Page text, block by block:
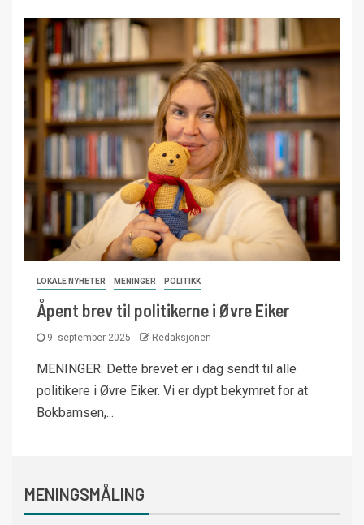
LOKALE NYHETER MENINGER POLITIKK
Åpent brev til politikerne i Øvre Eiker
9. september 2025 Redaksjonen
MENINGER: Dette brevet er i dag sendt til alle
politikere i Øvre Eiker. Vi er dypt bekymret for at
Bokbamsen,...
MENINGSMÅLING